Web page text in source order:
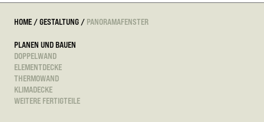
HOME /GESTALTUNG / PANORAMAFENSTER
PLANEN UND BAUEN
DOPPELWAND
ELEMENTDECKE
THERMOWAND
KLIMADECKE
WEITERE FERTIGTEILE